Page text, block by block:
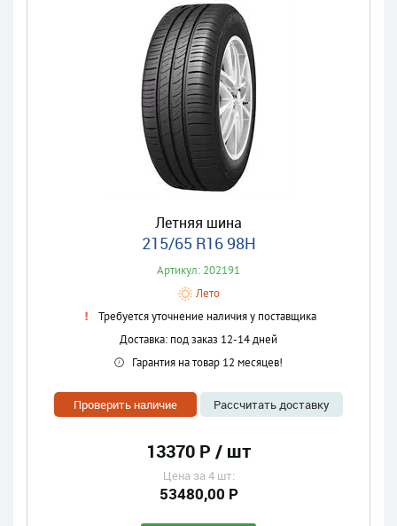
Летняя шина
215/65 R16 98H
Артикул: 202191
Лето
Требуется уточнение наличия у поставщика
Доставка: под заказ 12-14 дней
Гарантия на товар 12 месяцев!
Проверить наличие Рассчитать доставку
13370 Р / шт
Цена за 4 шт:
53480,00 Р